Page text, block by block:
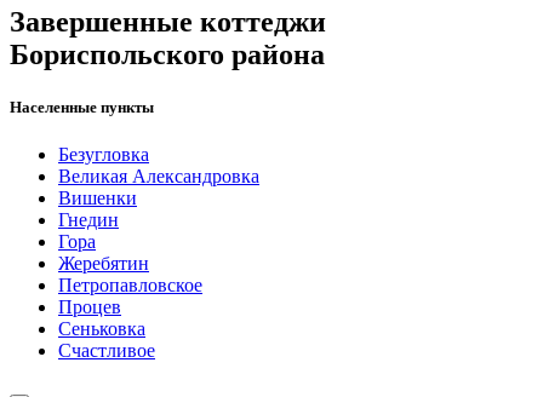
Завершенные коттеджи
Бориспольского района
Населенные пункты
Безугловка
Великая Александровка
Вишенки
Гнедин
Гора
Жеребятин
Петропавловское
Процев
Сеньковка
Счастливое